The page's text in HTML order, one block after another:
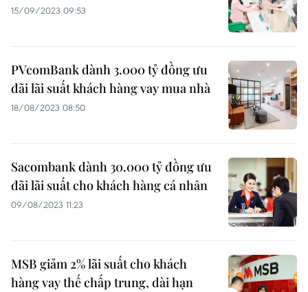
15/09/2023 09:53
PVcomBank dành 3.000 tỷ đồng ưu
đãi lãi suất khách hàng vay mua nhà
18/08/2023 08:50
Sacombank dành 30.000 tỷ đồng ưu
đãi lãi suất cho khách hàng cá nhân
09/08/2023 11:23
MSB giảm 2% lãi suất cho khách
hàng vay thế chấp trung, dài hạn